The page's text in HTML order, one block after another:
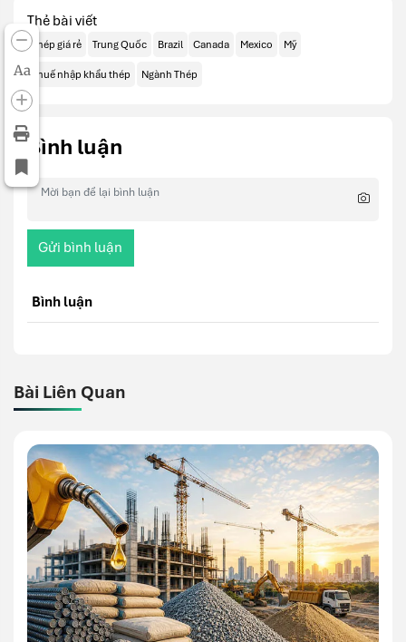
Aa
Thẻ bài viết
Thép giá rẻ Trung Quốc Brazil Canada Mexico Mỹ
Thuế nhập khẩu thép Ngành Thép
Bình luận
Gửi bình luận
Bình luận
Bài Liên Quan